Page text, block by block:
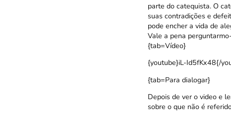
parte do catequista. O
suas contradições e
pode encher a vida de
Vale a pena
{tab=Vídeo}
{youtube}iL-Id5fKx48{/
{tab=Para dialogar}
Depois de ver o video e
sobre o que não é